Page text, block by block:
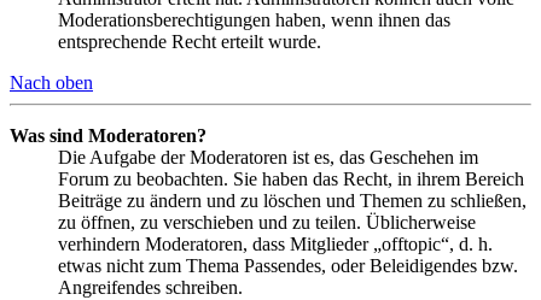
Moderationsberechtigungen haben, wenn ihnen das
entsprechende Recht erteilt wurde.
Nach oben
Was sind Moderatoren?
Die Aufgabe der Moderatoren ist es, das Geschehen im
Forum zu beobachten. Sie haben das Recht, in ihrem Bereich
Beiträge zu ändern und zu löschen und Themen zu schließen,
zu öffnen, zu verschieben und zu teilen. Üblicherweise
verhindern Moderatoren, dass Mitglieder „offtopic“, d. h.
etwas nicht zum Thema Passendes, oder Beleidigendes bzw.
Angreifendes schreiben.